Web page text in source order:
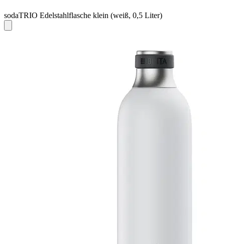
sodaTRIO Edelstahlflasche klein (weiß, 0,5 Liter)